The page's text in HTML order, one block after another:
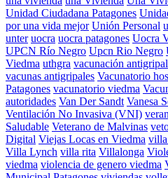
Unidad Ciudadana Patagones
por una vida mejor Unión Personal
unter uocra uocra patagones Uocra
UPCN Río Negro Upcn Rio Negro
Viedma uthgra vacunación antigripal
vacunas antigripales Vacunatorio
Patagones vacunatorio viedma
autoridades Van Der Sandt Vanesa
Ventilación No Invasiva (VNI)
Saludable Veterano de Malvinas
Digital Viejas Locas en Viedma villa
Villa Lynch villa rita Villalonga
viedma violencia de genero viedma